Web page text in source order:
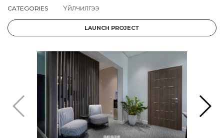
CATEGORIES Үйлчилгээ
LAUNCH PROJECT